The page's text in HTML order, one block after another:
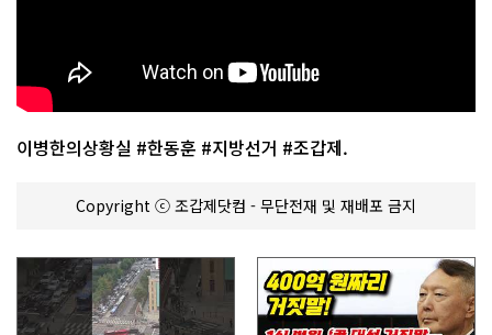
이병한의상황실 #한동훈 #지방선거 #조갑제.
Copyright ⓒ 조갑제닷컴 - 무단전재 및 재배포 금지